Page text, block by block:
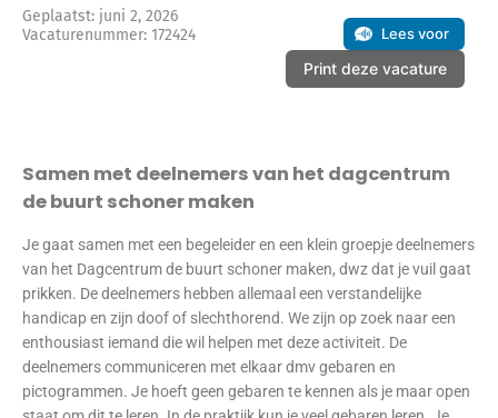
Geplaatst: juni 2, 2026
Vacaturenummer: 172424
Print deze vacature
Lees voor
Samen met deelnemers van het dagcentrum
de buurt schoner maken
Je gaat samen met een begeleider en een klein groepje deelnemers
van het Dagcentrum de buurt schoner maken, dwz dat je vuil gaat
prikken. De deelnemers hebben allemaal een verstandelijke
handicap en zijn doof of slechthorend. We zijn op zoek naar een
enthousiast iemand die wil helpen met deze activiteit. De
deelnemers communiceren met elkaar dmv gebaren en
pictogrammen. Je hoeft geen gebaren te kennen als je maar open